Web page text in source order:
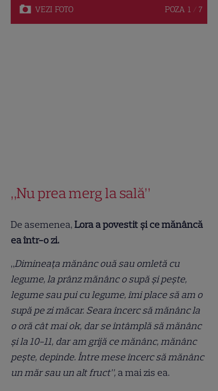
VEZI FOTO POZA 1 / 7
„Nu prea merg la sală”
De asemenea,Lora a povestit și ce mănâncă
ea într-o zi.
„Dimineața mănânc ouă sau omletă cu
legume, la prânz mănânc o supă și pește,
legume sau pui cu legume, îmi place să am o
supă pe zi măcar. Seara încerc să mănânc la
o oră cât mai ok, dar se întâmplă să mănânc
și la 10-11, dar am grijă ce mănânc, mănânc
pește, depinde. Între mese încerc să mănânc
un măr sau un alt fruct”, a mai zis ea.